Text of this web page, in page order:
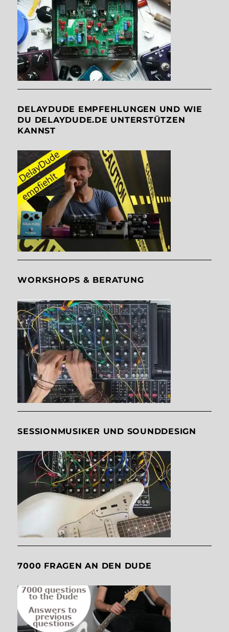
DELAYDUDE EMPFEHLUNGEN UND WIE
DU DELAYDUDE.DE UNTERSTÜTZEN
KANNST
WORKSHOPS & BERATUNG
SESSIONMUSIKER UND SOUNDDESIGN
7000 FRAGEN AN DEN DUDE